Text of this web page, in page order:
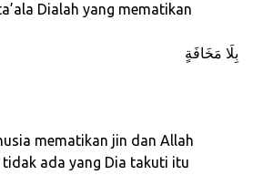
Dialah yang mematikan
بِلَا مَخَافَةٍ
mematikan jin dan Allah
tidak ada yang Dia takuti itu